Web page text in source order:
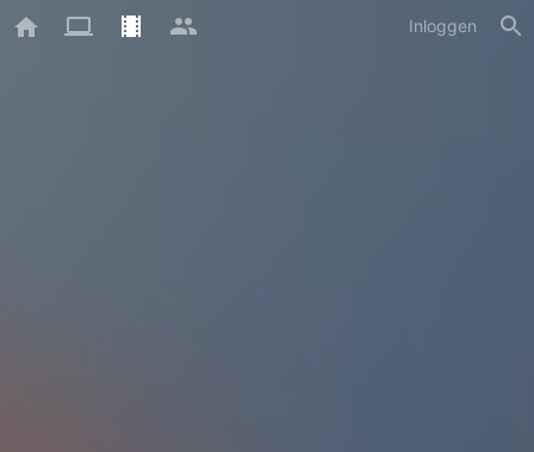
Inloggen